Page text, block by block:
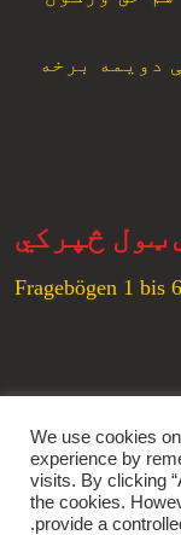
دویمه برخه
ټول څپرکي
Fragebögen 1 bis
شبکې
Youtube
We use cookies
experience by
visits. By clicking
the cookies.
provide a